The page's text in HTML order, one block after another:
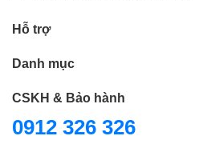
Hỗ trợ
Danh mục
CSKH & Bảo hành
0912 326 326